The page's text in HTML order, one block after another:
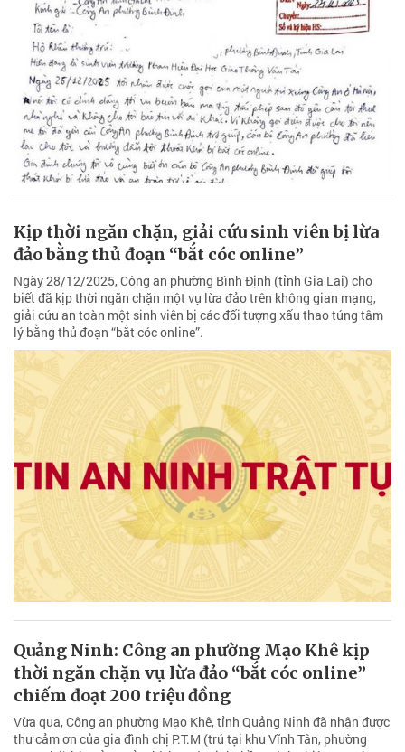
Kịp thời ngăn chặn, giải cứu sinh viên bị lừa
đảo bằng thủ đoạn “bắt cóc online”
Ngày 28/12/2025, Công an phường Bình Định (tỉnh Gia Lai) cho
biết đã kịp thời ngăn chặn một vụ lừa đảo trên không gian mạng,
giải cứu an toàn một sinh viên bị các đối tượng xấu thao túng tâm
lý bằng thủ đoạn “bắt cóc online”.
Quảng Ninh: Công an phường Mạo Khê kịp
thời ngăn chặn vụ lừa đảo “bắt cóc online”
chiếm đoạt 200 triệu đồng
Vừa qua, Công an phường Mạo Khê, tỉnh Quảng Ninh đã nhận được
thư cảm ơn của gia đình chị P.T.M (trú tại khu Vĩnh Tân, phường